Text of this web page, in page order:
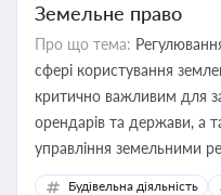
Земельне право
Про що тема:
сфері користування
критично важливим для
орендарів та держави, а
управління земельними
Будівельна діяльність